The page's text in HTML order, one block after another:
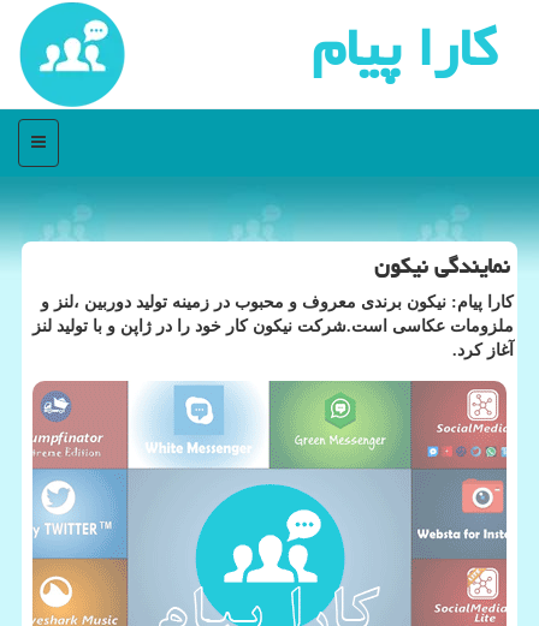
كارا پیام
منو
نمایندگی نیكون
كارا پیام: نیكون برندی معروف و محبوب در زمینه تولید دوربین ،لنز و
ملزومات عكاسی است.شركت نیكون كار خود را در ژاپن و با تولید لنز
آغاز كرد.